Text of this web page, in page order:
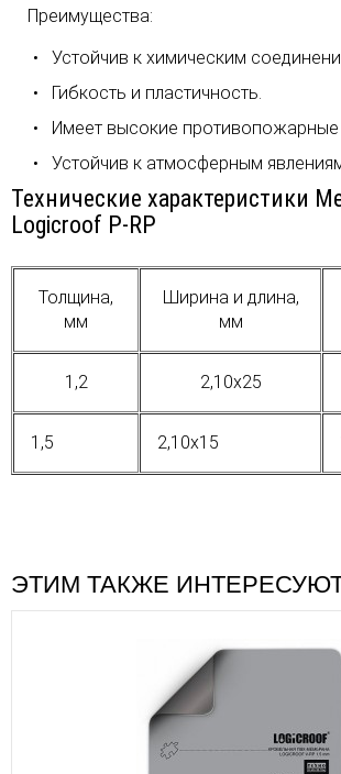
Преимущества:
Устойчив к химическим
Гибкость и пластичность.
Имеет высокие противопожарные
Устойчив к атмосферным
Технические характеристики
Logicroof P-RP
Толщина,
мм
Ширина и длина,
мм
1,2 2,10х25
1,5 2,10х15
ЭТИМ ТАКЖЕ